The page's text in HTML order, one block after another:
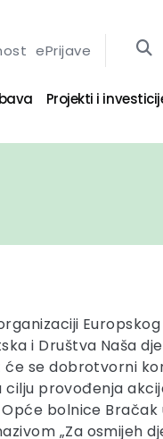
ePrijave
Projekti i
i Društva Naša
se dobrotvorni
cilju provođenja
bolnice Bračak
„Za osmijeh